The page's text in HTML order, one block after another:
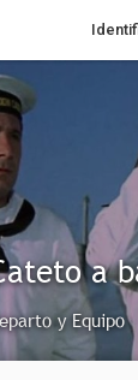
a
y Equipo